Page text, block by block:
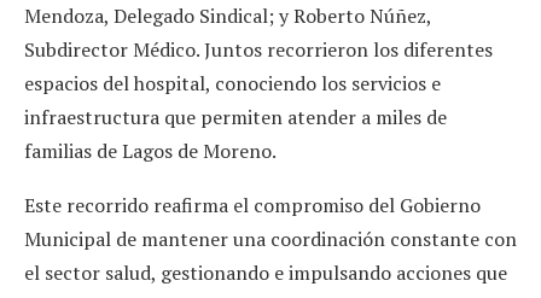
Mendoza, Delegado Sindical; y Roberto Núñez,
Subdirector Médico. Juntos recorrieron los diferentes
espacios del hospital, conociendo los servicios e
infraestructura que permiten atender a miles de
familias de Lagos de Moreno.
Este recorrido reafirma el compromiso del Gobierno
Municipal de mantener una coordinación constante con
el sector salud, gestionando e impulsando acciones que